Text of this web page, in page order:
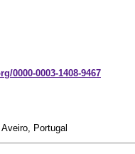
0000-0003-1408-9467
Portugal